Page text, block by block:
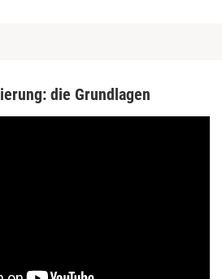
die Grundlagen